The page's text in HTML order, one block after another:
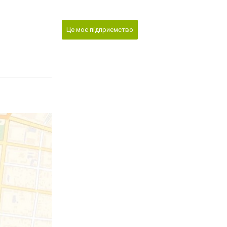
Це моє підприємство